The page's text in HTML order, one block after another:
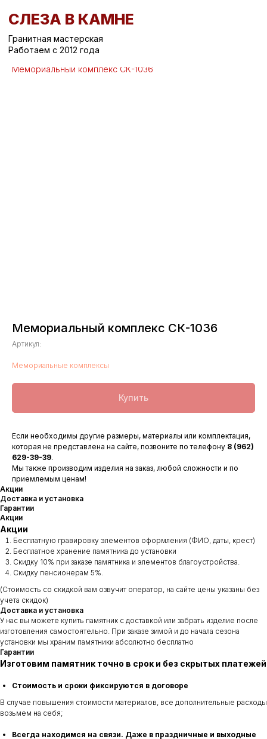
СЛЕЗА В КАМНЕ
Работаем с 2012 года
Вернуться назад /
Мемориальные комплексы на могилу
Мемориальный комплекс СК-1036
Мемориальный комплекс СК-1036
Артикул:
Мемориальные комплексы
Купить
Если необходимы другие размеры, материалы или комплектация,
которая не представлена на сайте, позвоните по телефону 8 (962)
629-39-39.
Мы также производим изделия на заказ, любой сложности и по
приемлемым ценам!
Акции
Доставка и установка
Гарантии
Акции
Акции
Бесплатную гравировку элементов оформления (ФИО, даты, крест)
Бесплатное хранение памятника до установки
Скидку 10% при заказе памятника и элементов благоустройства.
Скидку пенсионерам 5%.
(Стоимость со скидкой вам озвучит оператор, на сайте цены указаны без
учета скидок)
Доставка и установка
У нас вы можете купить памятник с доставкой или забрать изделие после
изготовления самостоятельно. При заказе зимой и до начала сезона
установки мы храним памятники абсолютно бесплатно
Гарантии
Изготовим памятник точно в срок и без скрытых платежей
Стоимость и сроки фиксируются в договоре
В случае повышения стоимости материалов, все дополнительные расходы
возьмем на себя;
Всегда находимся на связи. Даже в праздничные и выходные